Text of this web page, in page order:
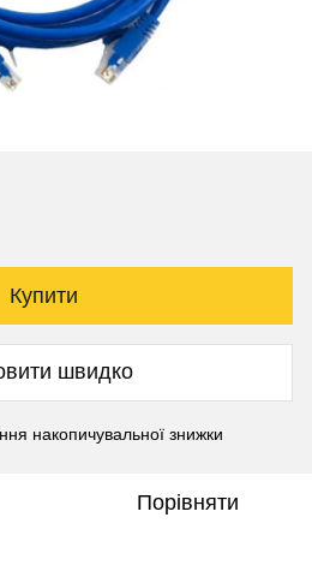
Купити
швидко
накопичувальної знижки
Порівняти